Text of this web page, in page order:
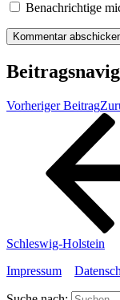
Benachrichtige
Vorheriger Beitrag
Schleswig-Holstein
Impressum